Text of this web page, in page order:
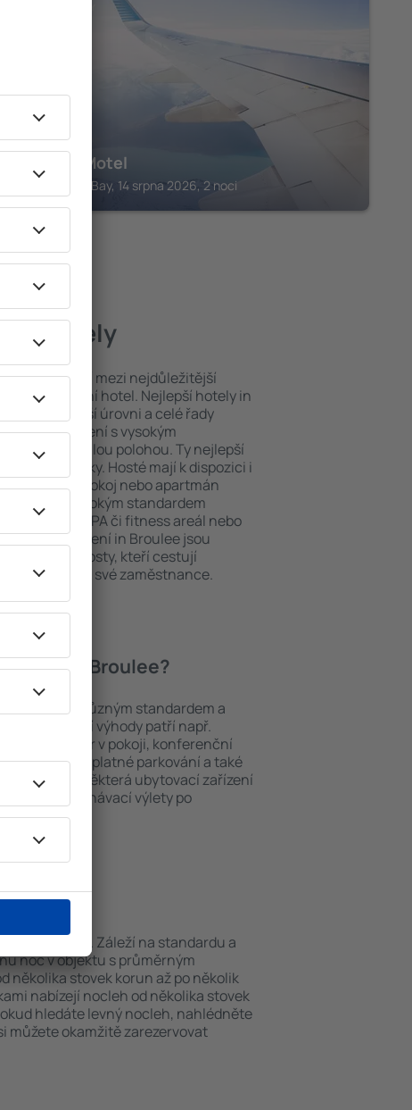
Casita Motel
Batemans Bay, 14 srpna 2026, 2 noci
hotely
poloha patří mezi nejdůležitější
exklusivní hotel. Nejlepší hotely in
na nejvyšší úrovni a celé řady
zařízení s vysokým
dokonalou polohou. Ty nejlepší
na dosah ruky. Hosté mají k dispozici i
si vybrat pokoj nebo apartmán
Hotel s vysokým standardem
menu, SPA či fitness areál nebo
zařízení in Broulee jsou
rodiny a pro hosty, kteří cestují
školení pro své zaměstnance.
hotely in Broulee?
objekty s různým standardem a
nejoblíbenější výhody patří např.
minibar/trezor v pokoji, konferenční
koutek, bezplatné parkování a také
v okolí. Některá ubytovací zařízení
nebo poznávací výlety po
Broulee.
se můžou lišit. Záleží na standardu a
noc v objektu s průměrným
několika stovek korun až po několik
nabízejí nocleh od několika stovek
hledáte levný nocleh, nahlédněte
můžete okamžitě zarezervovat